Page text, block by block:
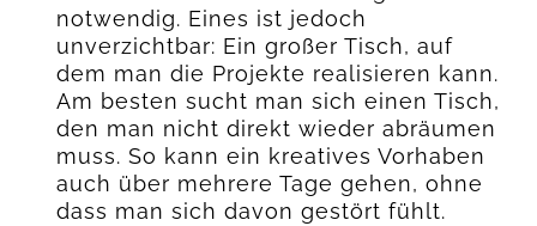
notwendig. Eines ist jedoch
unverzichtbar: Ein großer Tisch, auf
dem man die Projekte realisieren kann.
Am besten sucht man sich einen Tisch,
den man nicht direkt wieder abräumen
muss. So kann ein kreatives Vorhaben
auch über mehrere Tage gehen, ohne
dass man sich davon gestört fühlt.